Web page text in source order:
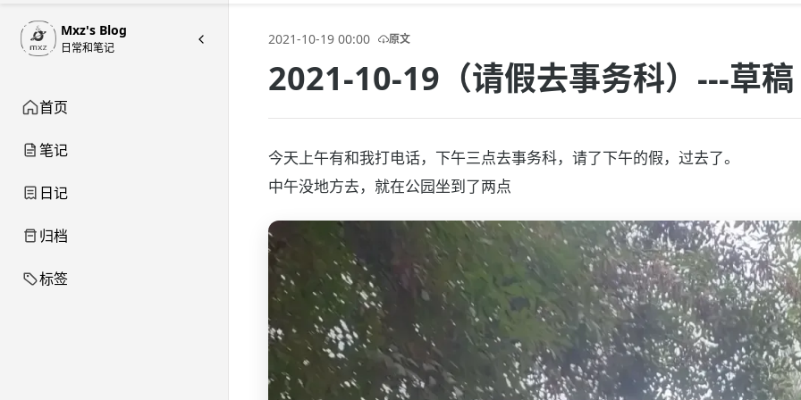
2021-10-19 00:00 原文
2021-10-19（请假去事务科）---草稿
今天上午有和我打电话，下午三点去事务科，请了下午的假，过去了。
中午没地方去，就在公园坐到了两点
Mxz's Blog
日常和笔记
首页
笔记
日记
归档
标签